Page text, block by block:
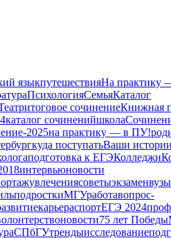
языкпутешествияНа практику
ПсихологияСемьяКаталог
итоговое сочинениеКнижная
каталог сочиненийшкола
2025на практику — в ПУ!
куда поступатьВаши
подготовка к ЕГЭКолледжи
интервьюновости
увлечениясоветыэкзаменвузы
подросткиМГУработавопрос-
карьераспортЕГЭ 2024
новости75 лет Победы
СПбГУтрендыисследование